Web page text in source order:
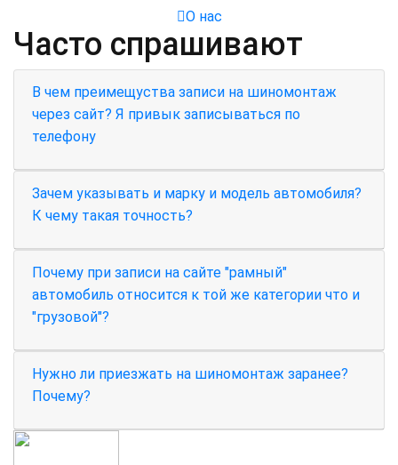
О нас
Часто спрашивают
В чем преимещуства записи на шиномонтаж
через сайт? Я привык записываться по
телефону
Зачем указывать и марку и модель автомобиля?
К чему такая точность?
Почему при записи на сайте "рамный"
автомобиль относится к той же категории что и
"грузовой"?
Нужно ли приезжать на шиномонтаж заранее?
Почему?